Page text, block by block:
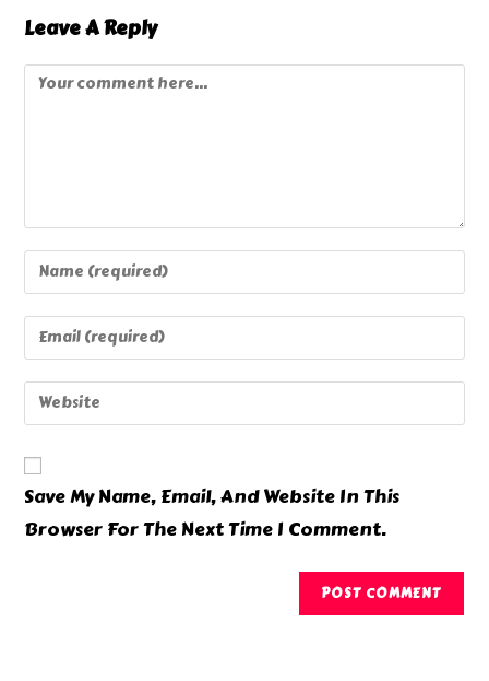
Leave A Reply
Comment
Enter
Your
Name
Or
To
Comment
Enter
Your
Email
Address
Comment
Enter
Your
URL
(optional)
Save My Name, Email, And Website In This
Browser For The Next Time I Comment.